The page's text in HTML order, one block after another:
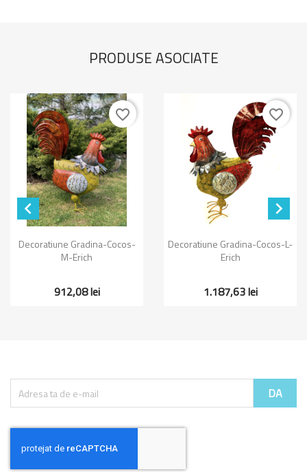
PRODUSE ASOCIATE

Decoratiune Gradina-Cocos-
M-Erich
912,08 lei
favorite_border
Decoratiune Gradina-Cocos-L-
Erich
1.187,63 lei
favorite_border
